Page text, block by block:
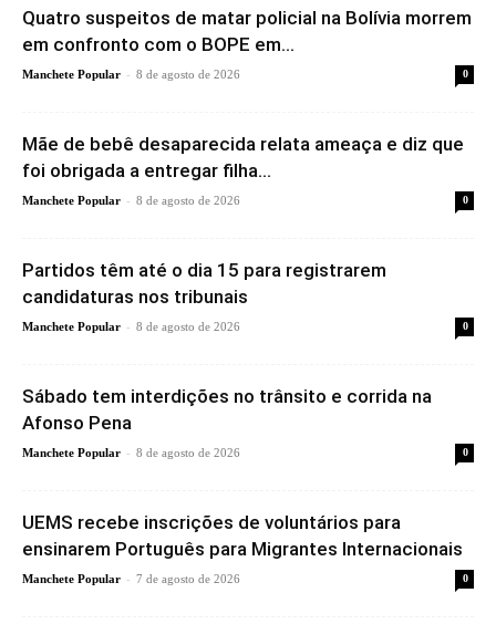
Quatro suspeitos de matar policial na Bolívia morrem
em confronto com o BOPE em...
Manchete Popular - 8 de agosto de 2026 0
Mãe de bebê desaparecida relata ameaça e diz que
foi obrigada a entregar filha...
Manchete Popular - 8 de agosto de 2026 0
Partidos têm até o dia 15 para registrarem
candidaturas nos tribunais
Manchete Popular - 8 de agosto de 2026 0
Sábado tem interdições no trânsito e corrida na
Afonso Pena
Manchete Popular - 8 de agosto de 2026 0
UEMS recebe inscrições de voluntários para
ensinarem Português para Migrantes Internacionais
Manchete Popular - 7 de agosto de 2026 0